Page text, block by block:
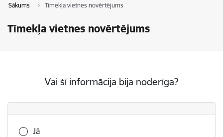
Sākums Tīmekļa vietnes novērtējums
Tīmekļa vietnes novērtējums
Vai šī informācija bija noderīga?
Vai šī informācija bija noderīga?
Jā